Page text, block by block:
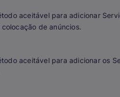
aceitável para adicionar
de anúncios.
aceitável para adicionar os